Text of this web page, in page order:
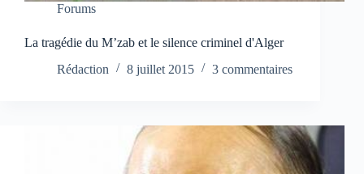
Forums
La tragédie du M’zab et le silence criminel d'Alger
Rédaction
8 juillet 2015 3 commentaires